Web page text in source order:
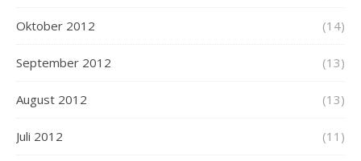
Oktober 2012 (14)
September 2012 (13)
August 2012 (13)
Juli 2012 (11)